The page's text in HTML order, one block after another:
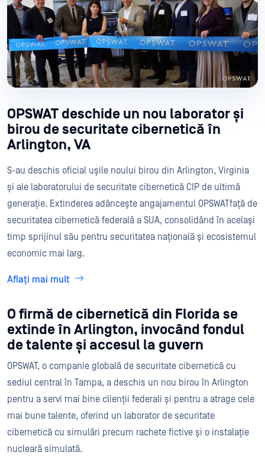
OPSWAT deschide un nou laborator și
birou de securitate cibernetică în
Arlington, VA
S-au deschis oficial ușile noului birou din Arlington, Virginia
și ale laboratorului de securitate cibernetică CIP de ultimă
generație. Extinderea adâncește angajamentul OPSWATfață de
securitatea cibernetică federală a SUA, consolidând în același
timp sprijinul său pentru securitatea națională și ecosistemul
economic mai larg.
Aflați mai mult
O firmă de cibernetică din Florida se
extinde în Arlington, invocând fondul
de talente și accesul la guvern
OPSWAT, o companie globală de securitate cibernetică cu
sediul central în Tampa, a deschis un nou birou în Arlington
pentru a servi mai bine clienții federali și pentru a atrage cele
mai bune talente, oferind un laborator de securitate
cibernetică cu simulări precum rachete fictive și o instalație
nucleară simulată.